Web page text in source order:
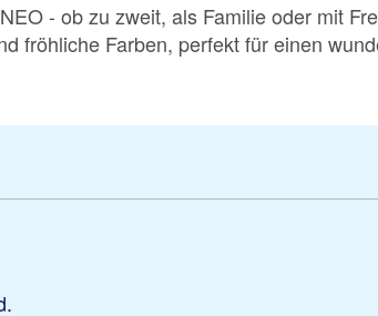
- ob zu zweit, als Familie oder mit
fröhliche Farben, perfekt für einen